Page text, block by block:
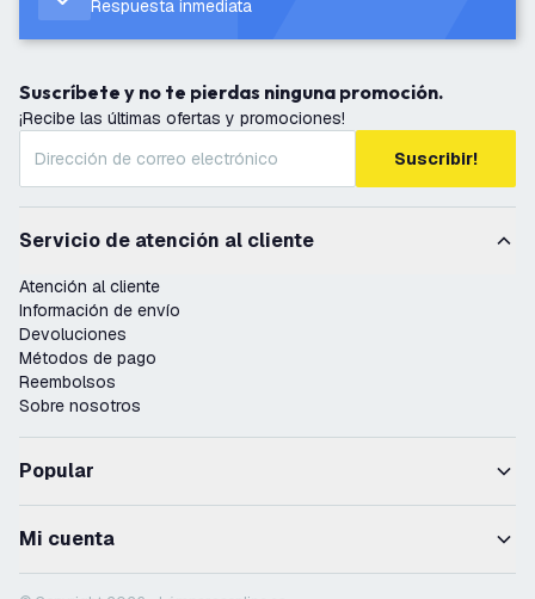
Respuesta inmediata
Suscríbete y no te pierdas ninguna promoción.
¡Recibe las últimas ofertas y promociones!
Suscribir!
Servicio de atención al cliente
Atención al cliente
Información de envío
Devoluciones
Métodos de pago
Reembolsos
Sobre nosotros
Popular
Mi cuenta